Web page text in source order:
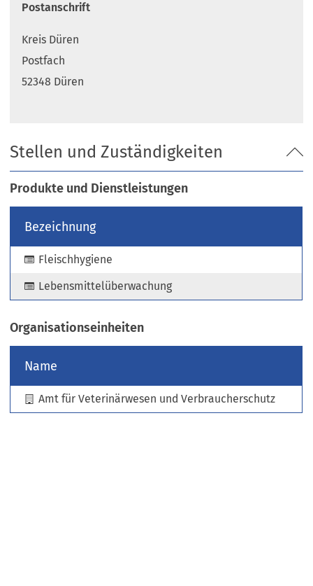
f
e
t
i
e
m
n
e
n
T
b
Postanschrift
Kreis Düren
Postfach
52348 Düren
Stellen und Zuständigkeiten
Produkte und Dienstleistungen
Bezeichnung
Fleischhygiene
Lebensmittelüberwachung
Organisationseinheiten
Name
Amt für Veterinärwesen und Verbraucherschutz